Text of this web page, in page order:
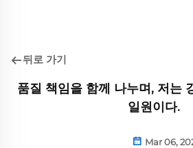
뒤로 가기
품질 책임을 함께 나누며, 저는
일원이다.
Mar 06,